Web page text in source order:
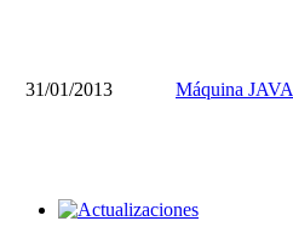
31/01/2013 Máquina JAVA